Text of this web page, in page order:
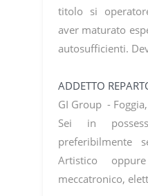
titolo si
aver maturato
autosufficienti.
ADDETTO
GI Group -
Sei in
preferibilmente
Artistico
meccatronico,